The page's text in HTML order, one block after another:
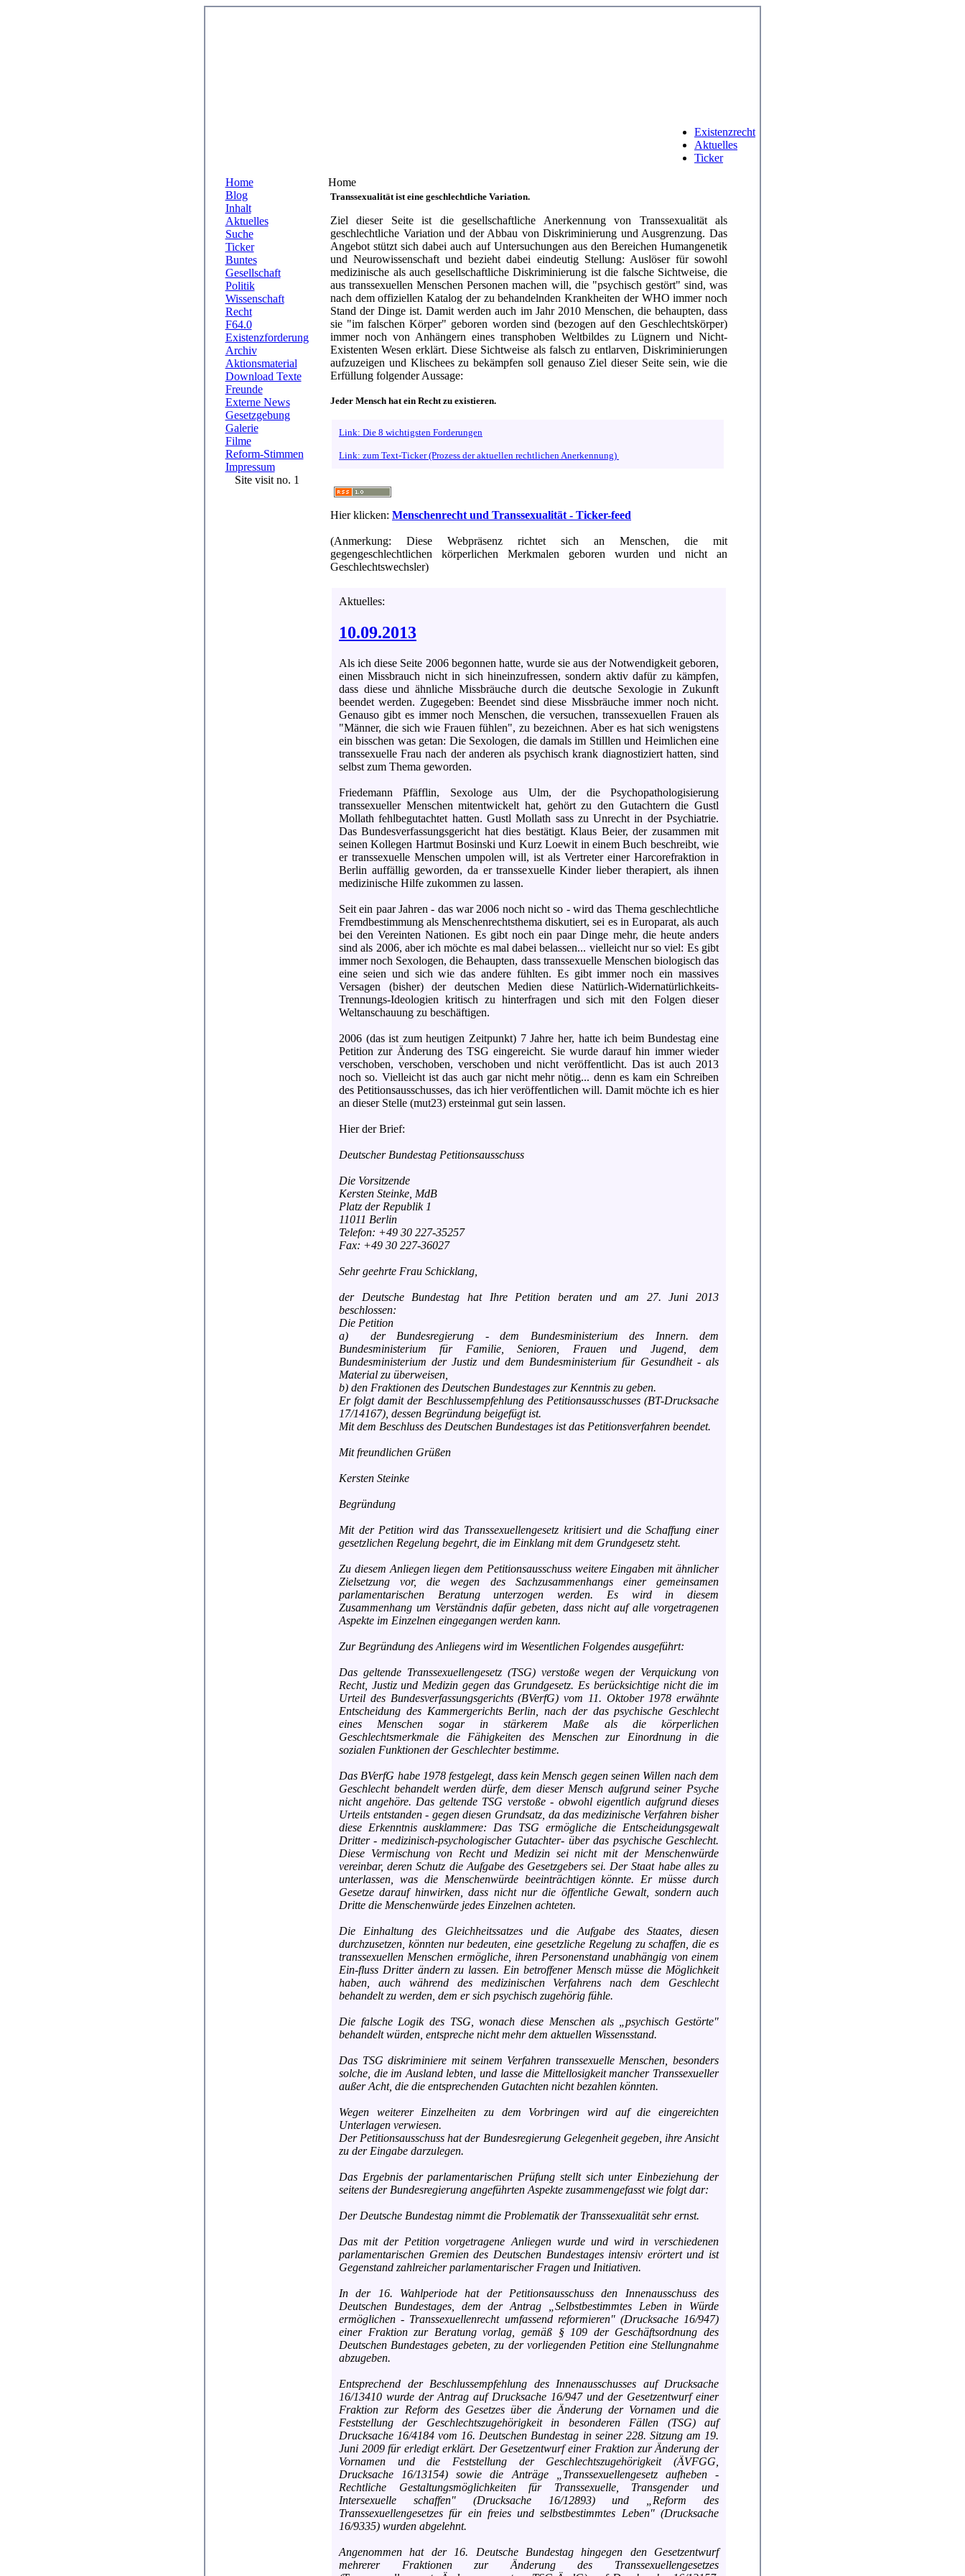
Existenzrecht
Aktuelles
Ticker
Home
Blog
Inhalt
Aktuelles
Suche
Ticker
Buntes
Gesellschaft
Politik
Wissenschaft
Recht
F64.0
Existenzforderung
Archiv
Aktionsmaterial
Download Texte
Freunde
Externe News
Gesetzgebung
Galerie
Filme
Reform-Stimmen
Impressum
Site visit no. 1
Home
Transsexualität ist eine geschlechtliche Variation.
Ziel dieser Seite ist die gesellschaftliche Anerkennung von Transsexualität als
geschlechtliche Variation und der Abbau von Diskriminierung und Ausgrenzung. Das
Angebot stützt sich dabei auch auf Untersuchungen aus den Bereichen Humangenetik
und Neurowissenschaft und bezieht dabei eindeutig Stellung: Auslöser für sowohl
medizinische als auch gesellschaftliche Diskriminierung ist die falsche Sichtweise, die
aus transsexuellen Menschen Personen machen will, die "psychisch gestört" sind, was
nach dem offiziellen Katalog der zu behandelnden Krankheiten der WHO immer noch
Stand der Dinge ist. Damit werden auch im Jahr 2010 Menschen, die behaupten, dass
sie "im falschen Körper" geboren worden sind (bezogen auf den Geschlechtskörper)
immer noch von Anhängern eines transphoben Weltbildes zu Lügnern und Nicht-
Existenten Wesen erklärt. Diese Sichtweise als falsch zu entlarven, Diskriminierungen
aufzuzeigen und Klischees zu bekämpfen soll genauso Ziel dieser Seite sein, wie die
Erfüllung folgender Aussage:
Jeder Mensch hat ein Recht zu existieren.
Link: Die 8 wichtigsten Forderungen
Link: zum Text-Ticker (Prozess der aktuellen rechtlichen Anerkennung)
Hier klicken: Menschenrecht und Transsexualität - Ticker-feed
(Anmerkung: Diese Webpräsenz richtet sich an Menschen, die mit
gegengeschlechtlichen körperlichen Merkmalen geboren wurden und nicht an
Geschlechtswechsler)
Aktuelles:
10.09.2013
Als ich diese Seite 2006 begonnen hatte, wurde sie aus der Notwendigkeit geboren,
einen Missbrauch nicht in sich hineinzufressen, sondern aktiv dafür zu kämpfen,
dass diese und ähnliche Missbräuche durch die deutsche Sexologie in Zukunft
beendet werden. Zugegeben: Beendet sind diese Missbräuche immer noch nicht.
Genauso gibt es immer noch Menschen, die versuchen, transsexuellen Frauen als
"Männer, die sich wie Frauen fühlen", zu bezeichnen. Aber es hat sich wenigstens
ein bisschen was getan: Die Sexologen, die damals im Stilllen und Heimlichen eine
transsexuelle Frau nach der anderen als psychisch krank diagnostiziert hatten, sind
selbst zum Thema geworden.
Friedemann Pfäfflin, Sexologe aus Ulm, der die Psychopathologisierung
transsexueller Menschen mitentwickelt hat, gehört zu den Gutachtern die Gustl
Mollath fehlbegutachtet hatten. Gustl Mollath sass zu Unrecht in der Psychiatrie.
Das Bundesverfassungsgericht hat dies bestätigt. Klaus Beier, der zusammen mit
seinen Kollegen Hartmut Bosinski und Kurz Loewit in einem Buch beschreibt, wie
er transsexuelle Menschen umpolen will, ist als Vertreter einer Harcorefraktion in
Berlin auffällig geworden, da er transsexuelle Kinder lieber therapiert, als ihnen
medizinische Hilfe zukommen zu lassen.
Seit ein paar Jahren - das war 2006 noch nicht so - wird das Thema geschlechtliche
Fremdbestimmung als Menschenrechtsthema diskutiert, sei es in Europarat, als auch
bei den Vereinten Nationen. Es gibt noch ein paar Dinge mehr, die heute anders
sind als 2006, aber ich möchte es mal dabei belassen... vielleicht nur so viel: Es gibt
immer noch Sexologen, die Behaupten, dass transsexuelle Menschen biologisch das
eine seien und sich wie das andere fühlten. Es gibt immer noch ein massives
Versagen (bisher) der deutschen Medien diese Natürlich-Widernatürlichkeits-
Trennungs-Ideologien kritisch zu hinterfragen und sich mit den Folgen dieser
Weltanschauung zu beschäftigen.
2006 (das ist zum heutigen Zeitpunkt) 7 Jahre her, hatte ich beim Bundestag eine
Petition zur Änderung des TSG eingereicht. Sie wurde darauf hin immer wieder
verschoben, verschoben, verschoben und nicht veröffentlicht. Das ist auch 2013
noch so. Vielleicht ist das auch gar nicht mehr nötig... denn es kam ein Schreiben
des Petitionsausschusses, das ich hier veröffentlichen will. Damit möchte ich es hier
an dieser Stelle (mut23) ersteinmal gut sein lassen.
Hier der Brief:
Deutscher Bundestag Petitionsausschuss
Die Vorsitzende
Kersten Steinke, MdB
Platz der Republik 1
11011 Berlin
Telefon: +49 30 227-35257
Fax: +49 30 227-36027
Sehr geehrte Frau Schicklang,
der Deutsche Bundestag hat Ihre Petition beraten und am 27. Juni 2013
beschlossen:
Die Petition
a) der Bundesregierung - dem Bundesministerium des Innern. dem
Bundesministerium für Familie, Senioren, Frauen und Jugend, dem
Bundesministerium der Justiz und dem Bundesministerium für Gesundheit - als
Material zu überweisen,
b) den Fraktionen des Deutschen Bundestages zur Kenntnis zu geben.
Er folgt damit der Beschlussempfehlung des Petitionsausschusses (BT-Drucksache
17/14167), dessen Begründung beigefügt ist.
Mit dem Beschluss des Deutschen Bundestages ist das Petitionsverfahren beendet.
Mit freundlichen Grüßen
Kersten Steinke
Begründung
Mit der Petition wird das Transsexuellengesetz kritisiert und die Schaffung einer
gesetzlichen Regelung begehrt, die im Einklang mit dem Grundgesetz steht.
Zu diesem Anliegen liegen dem Petitionsausschuss weitere Eingaben mit ähnlicher
Zielsetzung vor, die wegen des Sachzusammenhangs einer gemeinsamen
parlamentarischen Beratung unterzogen werden. Es wird in diesem
Zusammenhang um Verständnis dafür gebeten, dass nicht auf alle vorgetragenen
Aspekte im Einzelnen eingegangen werden kann.
Zur Begründung des Anliegens wird im Wesentlichen Folgendes ausgeführt:
Das geltende Transsexuellengesetz (TSG) verstoße wegen der Verquickung von
Recht, Justiz und Medizin gegen das Grundgesetz. Es berücksichtige nicht die im
Urteil des Bundesverfassungsgerichts (BVerfG) vom 11. Oktober 1978 erwähnte
Entscheidung des Kammergerichts Berlin, nach der das psychische Geschlecht
eines Menschen sogar in stärkerem Maße als die körperlichen
Geschlechtsmerkmale die Fähigkeiten des Menschen zur Einordnung in die
sozialen Funktionen der Geschlechter bestimme.
Das BVerfG habe 1978 festgelegt, dass kein Mensch gegen seinen Willen nach dem
Geschlecht behandelt werden dürfe, dem dieser Mensch aufgrund seiner Psyche
nicht angehöre. Das geltende TSG verstoße - obwohl eigentlich aufgrund dieses
Urteils entstanden - gegen diesen Grundsatz, da das medizinische Verfahren bisher
diese Erkenntnis ausklammere: Das TSG ermögliche die Entscheidungsgewalt
Dritter - medizinisch-psychologischer Gutachter- über das psychische Geschlecht.
Diese Vermischung von Recht und Medizin sei nicht mit der Menschenwürde
vereinbar, deren Schutz die Aufgabe des Gesetzgebers sei. Der Staat habe alles zu
unterlassen, was die Menschenwürde beeinträchtigen könnte. Er müsse durch
Gesetze darauf hinwirken, dass nicht nur die öffentliche Gewalt, sondern auch
Dritte die Menschenwürde jedes Einzelnen achteten.
Die Einhaltung des Gleichheitssatzes und die Aufgabe des Staates, diesen
durchzusetzen, könnten nur bedeuten, eine gesetzliche Regelung zu schaffen, die es
transsexuellen Menschen ermögliche, ihren Personenstand unabhängig von einem
Ein-fluss Dritter ändern zu lassen. Ein betroffener Mensch müsse die Möglichkeit
haben, auch während des medizinischen Verfahrens nach dem Geschlecht
behandelt zu werden, dem er sich psychisch zugehörig fühle.
Die falsche Logik des TSG, wonach diese Menschen als „psychisch Gestörte"
behandelt würden, entspreche nicht mehr dem aktuellen Wissensstand.
Das TSG diskriminiere mit seinem Verfahren transsexuelle Menschen, besonders
solche, die im Ausland lebten, und lasse die Mittellosigkeit mancher Transsexueller
außer Acht, die die entsprechenden Gutachten nicht bezahlen könnten.
Wegen weiterer Einzelheiten zu dem Vorbringen wird auf die eingereichten
Unterlagen verwiesen.
Der Petitionsausschuss hat der Bundesregierung Gelegenheit gegeben, ihre Ansicht
zu der Eingabe darzulegen.
Das Ergebnis der parlamentarischen Prüfung stellt sich unter Einbeziehung der
seitens der Bundesregierung angeführten Aspekte zusammengefasst wie folgt dar:
Der Deutsche Bundestag nimmt die Problematik der Transsexualität sehr ernst.
Das mit der Petition vorgetragene Anliegen wurde und wird in verschiedenen
parlamentarischen Gremien des Deutschen Bundestages intensiv erörtert und ist
Gegenstand zahlreicher parlamentarischer Fragen und Initiativen.
In der 16. Wahlperiode hat der Petitionsausschuss den Innenausschuss des
Deutschen Bundestages, dem der Antrag „Selbstbestimmtes Leben in Würde
ermöglichen - Transsexuellenrecht umfassend reformieren" (Drucksache 16/947)
einer Fraktion zur Beratung vorlag, gemäß § 109 der Geschäftsordnung des
Deutschen Bundestages gebeten, zu der vorliegenden Petition eine Stellungnahme
abzugeben.
Entsprechend der Beschlussempfehlung des Innenausschusses auf Drucksache
16/13410 wurde der Antrag auf Drucksache 16/947 und der Gesetzentwurf einer
Fraktion zur Reform des Gesetzes über die Änderung der Vornamen und die
Feststellung der Geschlechtszugehörigkeit in besonderen Fällen (TSG) auf
Drucksache 16/4184 vom 16. Deutschen Bundestag in seiner 228. Sitzung am 19.
Juni 2009 für erledigt erklärt. Der Gesetzentwurf einer Fraktion zur Änderung der
Vornamen und die Feststellung der Geschlechtszugehörigkeit (ÄVFGG,
Drucksache 16/13154) sowie die Anträge „Transsexuellengesetz aufheben -
Rechtliche Gestaltungsmöglichkeiten für Transsexuelle, Transgender und
Intersexuelle schaffen" (Drucksache 16/12893) und „Reform des
Transsexuellengesetzes für ein freies und selbstbestimmtes Leben" (Drucksache
16/9335) wurden abgelehnt.
Angenommen hat der 16. Deutsche Bundestag hingegen den Gesetzentwurf
mehrerer Fraktionen zur Änderung des Transsexuellengesetzes